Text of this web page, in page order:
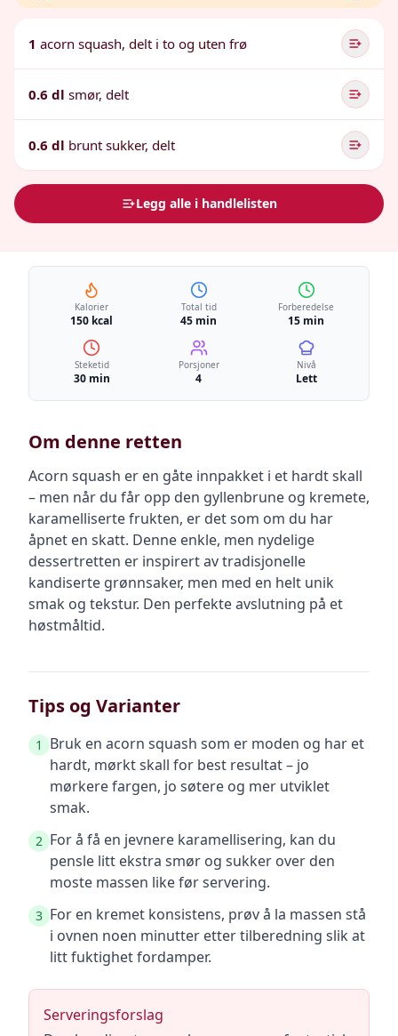
1 acorn squash, delt i to og uten frø
0.6 dl smør, delt
0.6 dl brunt sukker, delt
Legg alle i handlelisten
Kalorier
150 kcal
Total tid
45 min
Forberedelse
15 min
Steketid
30 min
Porsjoner
4
Nivå
Lett
Om denne retten
Acorn squash er en gåte innpakket i et hardt skall
– men når du får opp den gyllenbrune og kremete,
karamelliserte frukten, er det som om du har
åpnet en skatt. Denne enkle, men nydelige
dessertretten er inspirert av tradisjonelle
kandiserte grønnsaker, men med en helt unik
smak og tekstur. Den perfekte avslutning på et
høstmåltid.
Tips og Varianter
1
Bruk en acorn squash som er moden og har et
hardt, mørkt skall for best resultat – jo
mørkere fargen, jo søtere og mer utviklet
smak.
2 For å få en jevnere karamellisering, kan du
pensle litt ekstra smør og sukker over den
moste massen like før servering.
3 For en kremet konsistens, prøv å la massen stå
i ovnen noen minutter etter tilberedning slik at
litt fuktighet fordamper.
Serveringsforslag